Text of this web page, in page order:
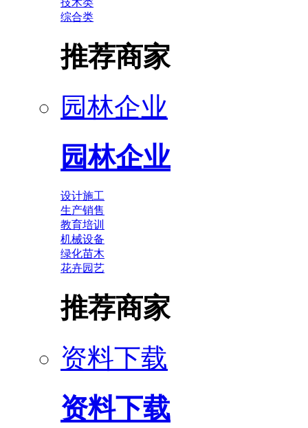
技术类
综合类
推荐商家
园林企业
园林企业
设计施工
生产销售
教育培训
机械设备
绿化苗木
花卉园艺
推荐商家
资料下载
资料下载